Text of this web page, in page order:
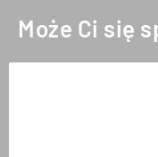
Może Ci się